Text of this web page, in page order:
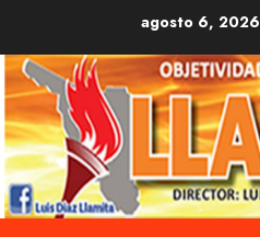
content
agosto 6, 2026